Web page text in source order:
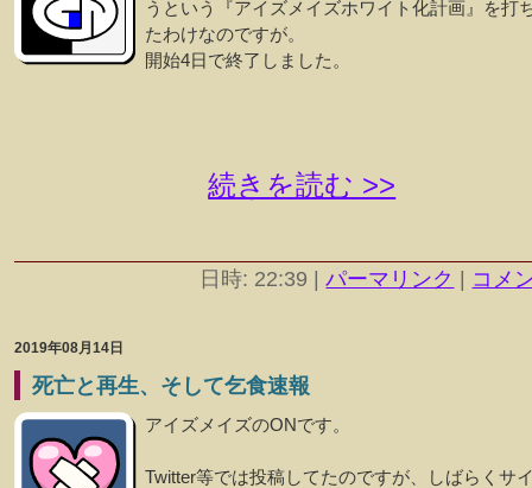
うという『アイズメイズホワイト化計画』を打
たわけなのですが。
開始4日で終了しました。
続きを読む >>
日時: 22:39 | パーマリンク | コメ
2019年08月14日
死亡と再生、そして乞食速報
アイズメイズのONです。
Twitter等では投稿してたのですが、しばらくサ